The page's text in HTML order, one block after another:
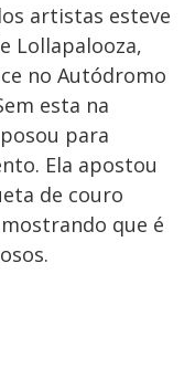
artistas esteve
Lollapalooza,
no Autódromo
esta na
para
Ela apostou
de couro
que é